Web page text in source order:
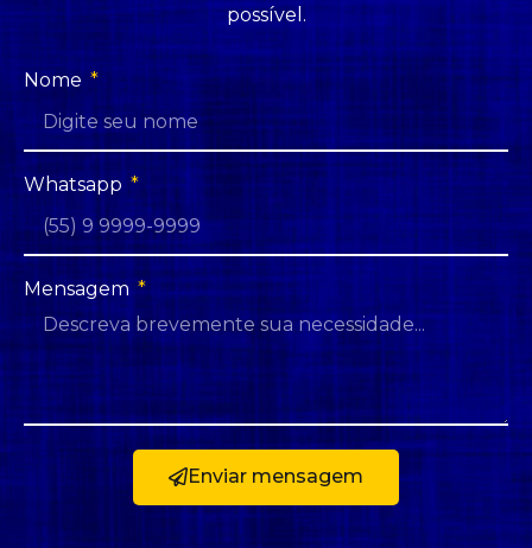
possível.
Nome
Whatsapp
Mensagem
Enviar mensagem